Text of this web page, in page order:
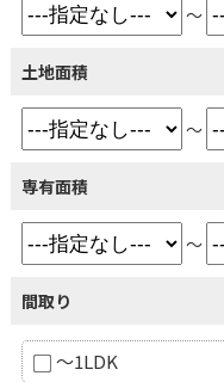
～
土地面積
～
専有面積
～
間取り
～1LDK